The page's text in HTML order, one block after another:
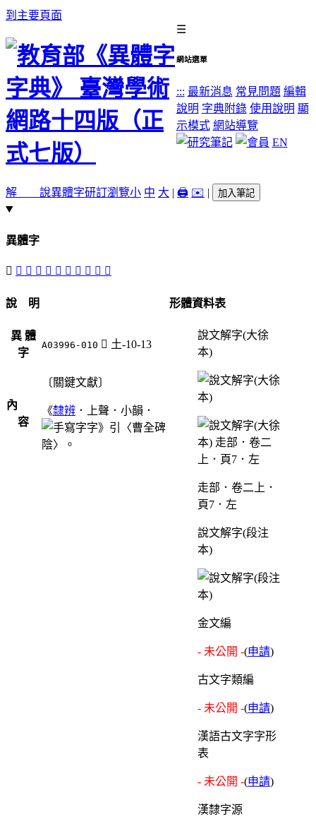
到主要頁面
☰
網站選單
::: 最新消息 常見問題 編輯
說明 字典附錄 使用說明 顯
示模式 網站導覽
EN
解 說異體字研訂瀏覽小 中 大 | 🖨️ ✉️ | 加入筆記
異體字
󵱱 󵱬 󵱭 󵱮 󵱳 󵱶 󵱰 󵱯 󵱲 󵱴 󵱵
說 明
異 體
字
A03996-010 󵱱 土-10-13
內
容
〔關鍵文獻〕
《隸辨 ．上聲．小韻．
字》引〈曹全碑
陰〉。
形體資料表
說文解字(大徐
本)
走部．卷二上．
頁7．左
說文解字(段注
本)
金文編
- 未公開 -(申請)
古文字類編
- 未公開 -(申請)
漢語古文字字形
表
- 未公開 -(申請)
漢隸字源